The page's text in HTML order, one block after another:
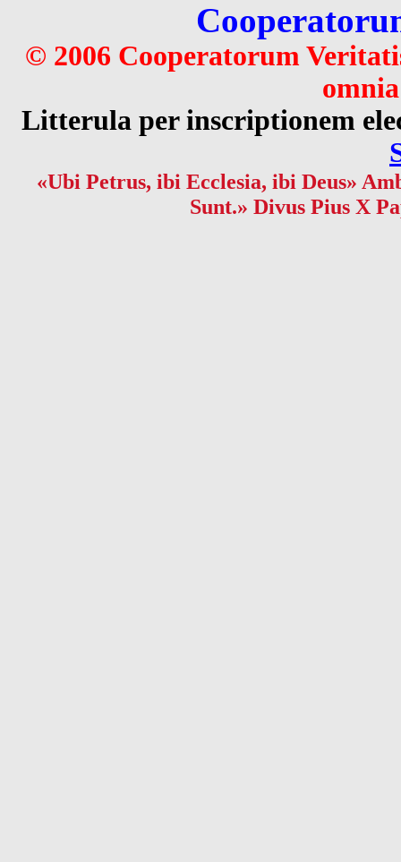
© 2006 Cooperatorum
Litterula per inscriptionem
«Ubi Petrus, ibi Ecclesia, ibi Deus»
Sunt.» Divus Pius X